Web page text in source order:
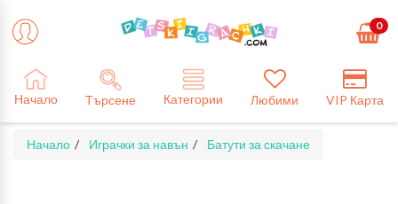
0
Начало Търсене Категории Любими VIP Карта
Начало Играчки за навън Батути за скачане